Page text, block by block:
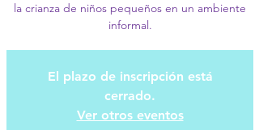
la crianza de niños pequeños en un ambiente
informal.
El plazo de inscripción está
cerrado.
Ver otros eventos